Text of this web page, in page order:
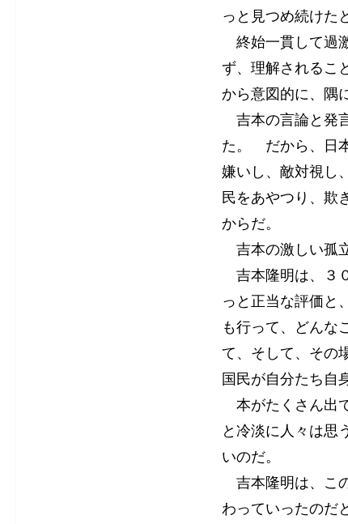
っと見つめ続けた
終始一貫して過
ず、理解されるこ
から意図的に、隅
吉本の言論と発
た。 だから、日
嫌いし、敵対視し
民をあやつり、欺
からだ。
吉本の激しい孤
吉本隆明は、３
っと正当な評価と
も行って、どんな
て、そして、その
国民が自分たち自
本がたくさん出
と冷淡に人々は思
いのだ。
吉本隆明は、こ
わっていったのだ